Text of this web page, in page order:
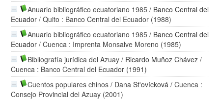
Anuario bibliográfico ecuatoriano 1985 / Banco Central del
Ecuador / Quito : Banco Central del Ecuador (1988)
Anuario bibliográfico ecuatoriano 1985 / Banco Central del
Ecuador / Cuenca : Imprenta Monsalve Moreno (1985)
Bibliografía jurídica del Azuay / Ricardo Muñoz Chávez /
Cuenca : Banco Central del Ecuador (1991)
Cuentos populares chinos / Dana St'ovícková / Cuenca :
Consejo Provincial del Azuay (2001)